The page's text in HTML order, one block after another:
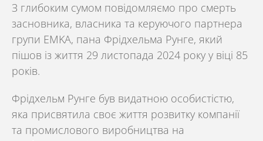
З глибоким сумом повідомляємо про смерть
засновника, власника та керуючого партнера
групи EMKA, пана Фрідхельма Рунге, який
пішов із життя 29 листопада 2024 року у віці 85
років.
Фрідхельм Рунге був видатною особистістю,
яка присвятила своє життя розвитку компанії
та промислового виробництва на